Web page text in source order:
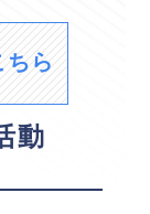
ちら
動